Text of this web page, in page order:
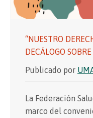
“NUESTRO
DECÁLOGO
Publicado por
La Federación
marco del